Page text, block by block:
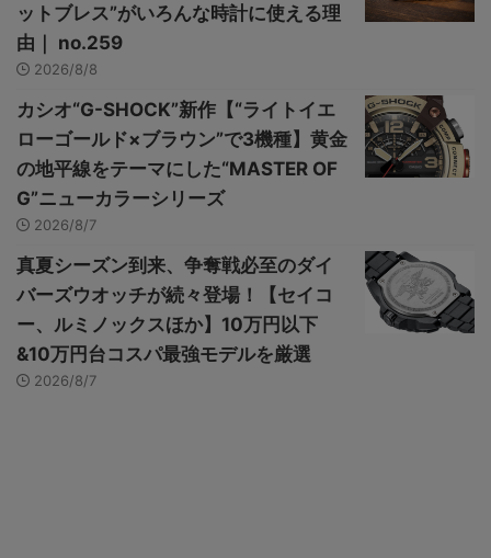
ットブレス”がいろんな時計に使える理
由｜ no.259
2026/8/8
カシオ“G-SHOCK”新作【“ライトイエ
ローゴールド×ブラウン”で3機種】黄金
の地平線をテーマにした“MASTER OF
G”ニューカラーシリーズ
2026/8/7
真夏シーズン到来、争奪戦必至のダイ
バーズウオッチが続々登場！【セイコ
ー、ルミノックスほか】10万円以下
&10万円台コスパ最強モデルを厳選
2026/8/7